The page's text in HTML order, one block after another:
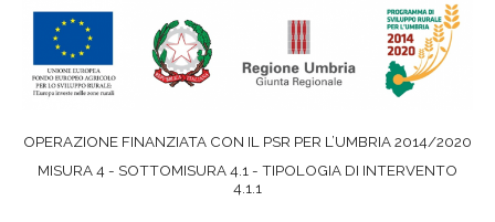
OPERAZIONE FINANZIATA CON IL PSR PER L’UMBRIA 2014/2020
MISURA 4 - SOTTOMISURA 4.1 - TIPOLOGIA DI INTERVENTO
4.1.1